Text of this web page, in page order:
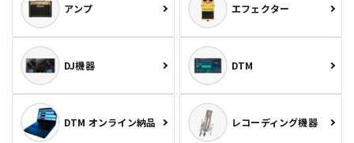
アンプ エフェクター
DJ機器 DTM
DTM オンライン納品 レコーディング機器